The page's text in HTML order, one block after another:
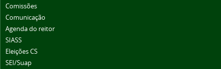
Comissões
Comunicação
Agenda do reitor
SIASS
Eleições CS
SEI/Suap